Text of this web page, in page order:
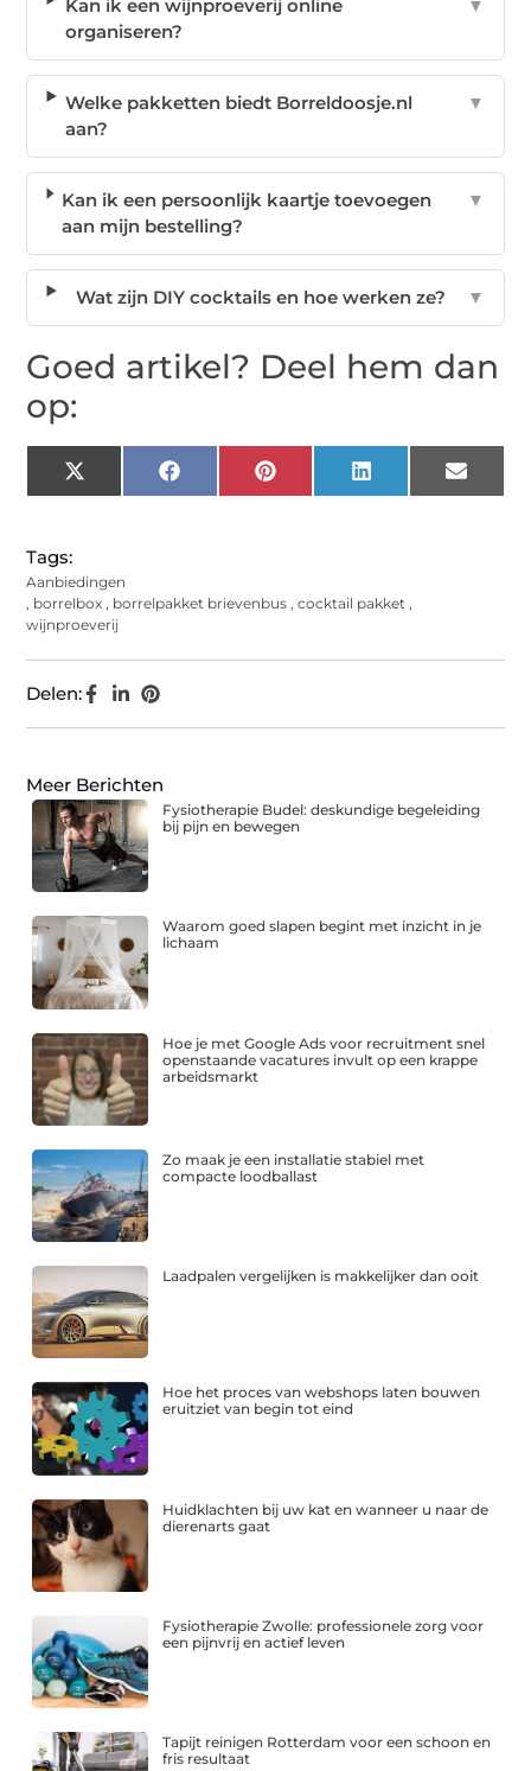
Kan ik een wijnproeverij online
organiseren?
▼
Welke pakketten biedt Borreldoosje.nl
aan?
▼
Kan ik een persoonlijk kaartje toevoegen
aan mijn bestelling?
▼
Wat zijn DIY cocktails en hoe werken ze? ▼
Goed artikel? Deel hem dan
op:
X
(Twitter)
Facebook Pinterest LinkedIn Email
Tags:
Aanbiedingen
, borrelbox , borrelpakket brievenbus ,cocktail pakket ,
wijnproeverij
Delen:
Meer Berichten
Fysiotherapie Budel: deskundige begeleiding
bij pijn en bewegen
Waarom goed slapen begint met inzicht in je
lichaam
Hoe je met Google Ads voor recruitment snel
openstaande vacatures invult op een krappe
arbeidsmarkt
Zo maak je een installatie stabiel met
compacte loodballast
Laadpalen vergelijken is makkelijker dan ooit
Hoe het proces van webshops laten bouwen
eruitziet van begin tot eind
Huidklachten bij uw kat en wanneer u naar de
dierenarts gaat
Fysiotherapie Zwolle: professionele zorg voor
een pijnvrij en actief leven
Tapijt reinigen Rotterdam voor een schoon en
fris resultaat